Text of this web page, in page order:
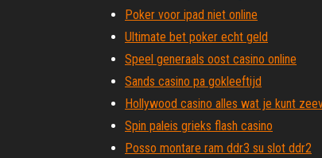
Poker voor ipad niet online
Ultimate bet poker echt geld
Speel generaals oost casino online
Sands casino pa gokleeftijd
Hollywood casino alles wat je kunt
Spin paleis grieks flash casino
Posso montare ram ddr3 su slot ddr2